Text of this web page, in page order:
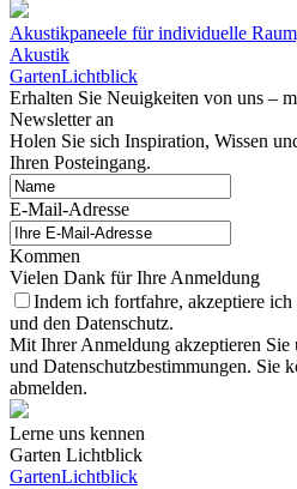
Akustikpaneele für individuelle
Akustik
GartenLichtblick
Erhalten Sie Neuigkeiten von uns –
Newsletter an
Holen Sie sich Inspiration, Wissen
Ihren Posteingang.
E-Mail-Adresse
Kommen
Vielen Dank für Ihre Anmeldung
Indem ich fortfahre, akzeptiere
und den Datenschutz.
Mit Ihrer Anmeldung akzeptieren Sie
und Datenschutzbestimmungen. Sie
abmelden.
Lerne uns kennen
Garten Lichtblick
GartenLichtblick